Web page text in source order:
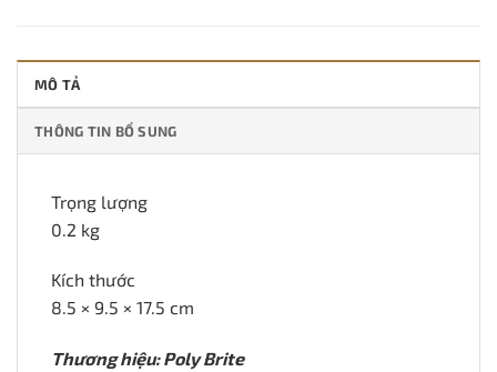
MÔ TẢ
THÔNG TIN BỔ SUNG
Trọng lượng
0.2 kg
Kích thước
8.5 × 9.5 × 17.5 cm
Thương hiệu: Poly Brite